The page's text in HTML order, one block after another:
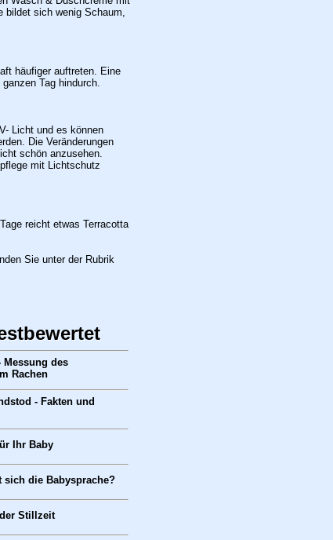
bildet sich wenig Schaum,
häufiger auftreten. Eine
Tag hindurch.
Licht und es können
Die Veränderungen
schön anzusehen.
mit Lichtschutz
reicht etwas Terracotta
Sie unter der Rubrik
des
Rachen
- Fakten und
Ihr Baby
sich die Babysprache?
Stillzeit